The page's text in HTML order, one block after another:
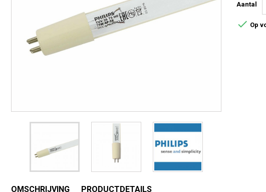
Aantal
 Op
OMSCHRIJVING PRODUCTDETAILS